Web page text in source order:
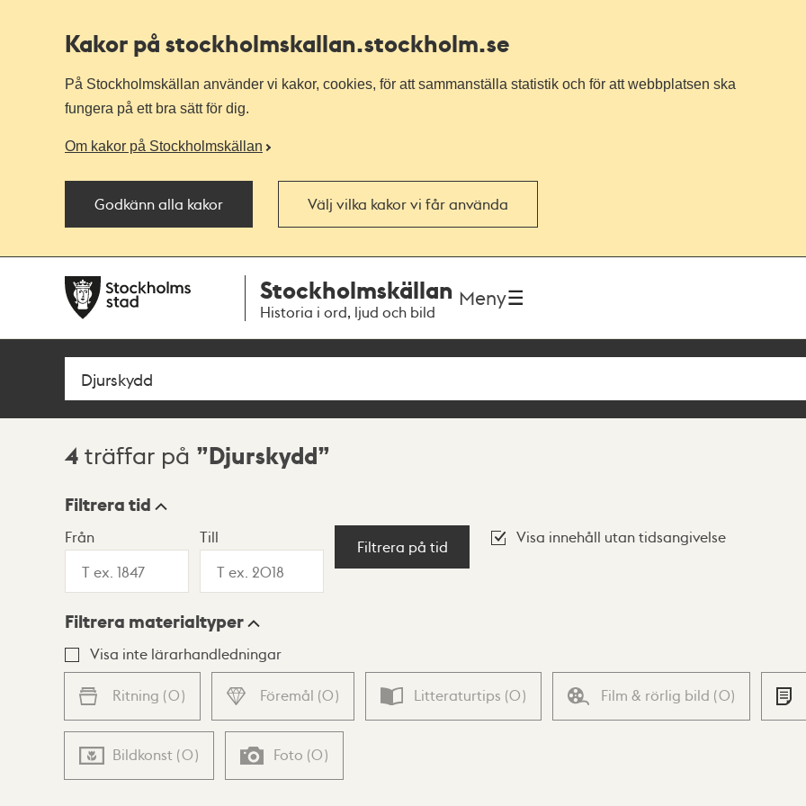
Kakor på stockholmskallan.stockholm.se
På Stockholmskällan använder vi kakor, cookies, för att sammanställa statistik och för att webbplatsen ska
fungera på ett bra sätt för dig.
Om kakor på Stockholmskällan
Godkänn alla kakor Välj vilka kakor vi får använda
navigationen
huvudinnehållet
Stockholmskällan
Historia i ord, ljud och bild
Meny
Sök
Sökresultat
4 träffar på Djurskydd
Visningsläge
Lista Karta
Filtrera tid
Från Till
Filtrera på tid
Visa innehåll utan tidsangivelse
Filtrera materialtyper
Visa inte lärarhandledningar
Ritning (0) Föremål (0) Litteraturtips (0) Film & rörlig bild (0)
Bildkonst (0) Foto (0)